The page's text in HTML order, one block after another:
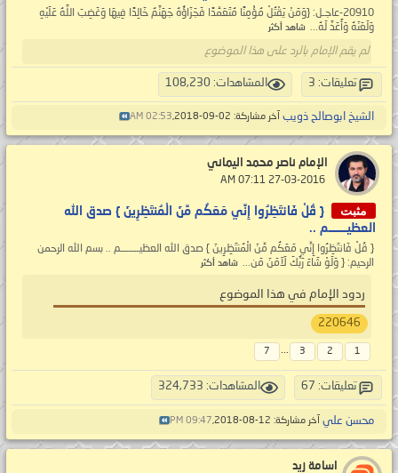
20910-عاجـل: {وَمَنْ يَقْتُلْ مُؤْمِنًا مُتَعَمِّدًا فَجَزَاؤُهُ جَهَنَّمُ خَالِدًا فِيهَا وَغَضِبَ اللَّهُ عَلَيْهِ
وَلَعَنَهُ وَأَعَدَّ لَهُ... شاهد أكثر
لم يقم الإمام بالرد على هذا الموضوع
تعليقات: 3 المشاهدات: 108,230
الشيخ ابوصالح ذويب آخر مشاركة: 02-09-2018, 02:53 AM
الإمام ناصر محمد اليماني
مثبت
{ قُلْ فَانتَظِرُوا إِنِّي مَعَكُم مِّنَ الْمُنتَظِرِينَ } صدق الله
العظيـــــــم ..
{ قُلْ فَانتَظِرُوا إِنِّي مَعَكُم مِّنَ الْمُنتَظِرِينَ } صدق الله العظيـــــــم .. بسم الله الرحمن
الرحيم: { وَلَوْ شَاءَ رَبُّكَ لَآمَنَ مَن... شاهد أكثر
ردود الإمام في هذا الموضوع
220646
1
2
3
...
7
تعليقات: 67 المشاهدات: 324,733
محسن علي آخر مشاركة: 12-08-2018, 09:47 PM
اسامة زيد